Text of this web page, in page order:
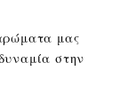
μας
στην